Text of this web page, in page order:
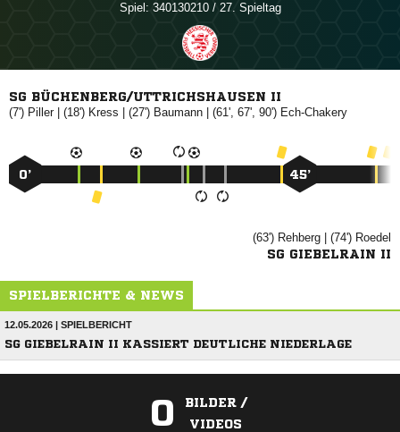
Spiel: 340130210 / 27. Spieltag
SG BÜCHENBERG/UTTRICHSHAUSEN II
(7') | (18')  | (27')  | (61', 67', 90') 
0’ 45’
(63')  | (74') 
SG GIEBELRAIN II
SPIELBERICHTE & NEWS
12.05.2026 | SPIELBERICHT
SG GIEBELRAIN II KASSIERT DEUTLICHE NIEDERLAGE
0
BILDER /
VIDEOS